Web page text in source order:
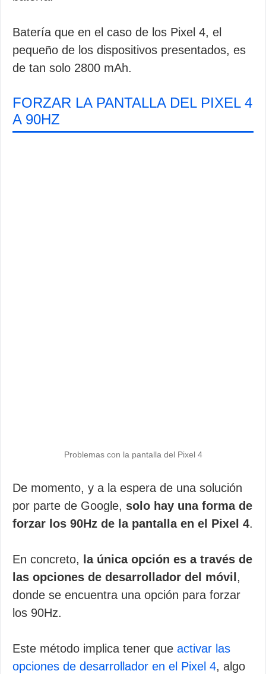
Batería que en el caso de los Pixel 4, el
pequeño de los dispositivos presentados, es
de tan solo 2800 mAh.
FORZAR LA PANTALLA DEL PIXEL 4
A 90HZ
Problemas con la pantalla del Pixel 4
De momento, y a la espera de una solución
por parte de Google, solo hay una forma de
forzar los 90Hz de la pantalla en el Pixel 4.
En concreto,
la única opción es a través de
las opciones de desarrollador del móvil ,
donde se encuentra una opción para forzar
los 90Hz.
Este método implica tener que activar las
opciones de desarrollador en el Pixel 4, algo